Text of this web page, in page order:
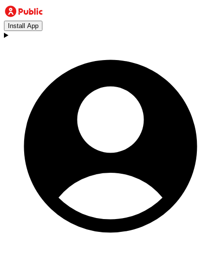
Install App